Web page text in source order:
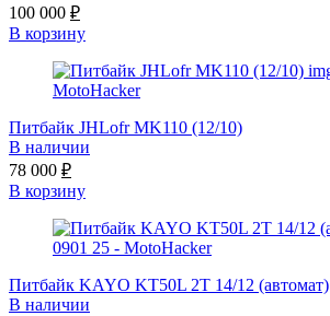
100 000 ₽
В корзину
Питбайк JHLofr MK110 (12/10)
В наличии
78 000 ₽
В корзину
Питбайк KAYO KT50L 2T 14/12 (автомат)
В наличии